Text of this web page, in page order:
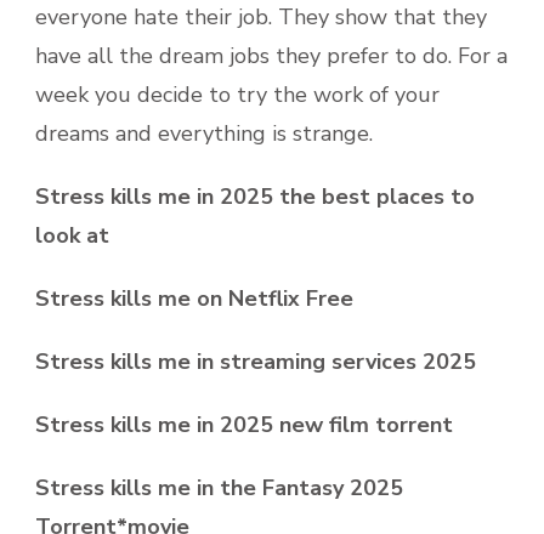
everyone hate their job. They show that they
have all the dream jobs they prefer to do. For a
week you decide to try the work of your
dreams and everything is strange.
Stress kills me in 2025 the best places to
look at
Stress kills me on Netflix Free
Stress kills me in streaming services 2025
Stress kills me in 2025 new film torrent
Stress kills me in the Fantasy 2025
Torrent*movie